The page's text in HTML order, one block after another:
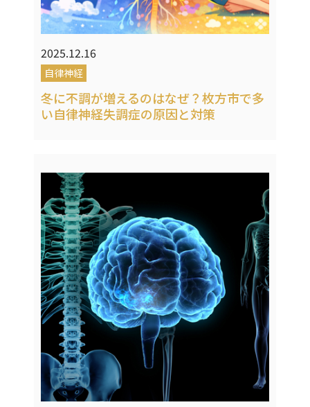
2025.12.16
自律神経
冬に不調が増えるのはなぜ？枚方市で多
い自律神経失調症の原因と対策